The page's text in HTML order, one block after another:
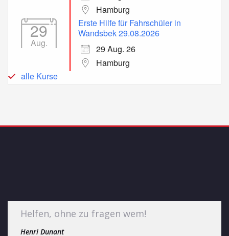
Hamburg
29
Aug.
Erste Hilfe für Fahrschüler in
Wandsbek 29.08.2026
29 Aug. 26
Hamburg
alle Kurse
Helfen, ohne zu fragen wem!
Henri Dunant